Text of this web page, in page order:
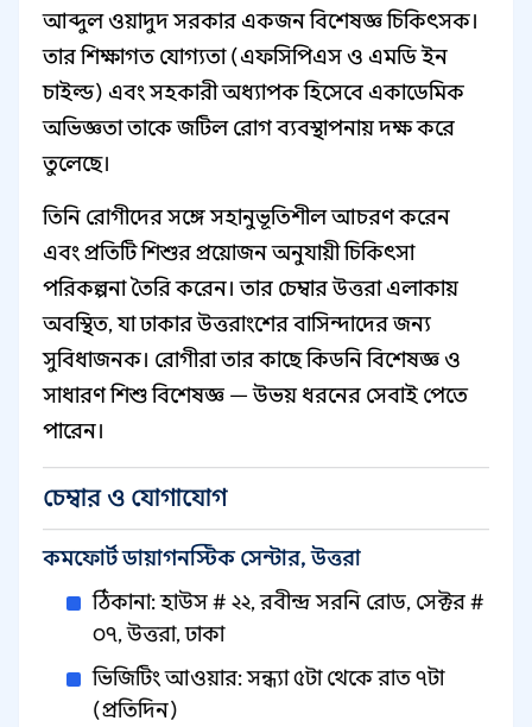
আব্দুল ওয়াদুদ সরকার একজন বিশেষজ্ঞ চিকিৎসক।
তার শিক্ষাগত যোগ্যতা (এফসিপিএস ও এমডি ইন
চাইল্ড) এবং সহকারী অধ্যাপক হিসেবে একাডেমিক
অভিজ্ঞতা তাকে জটিল রোগ ব্যবস্থাপনায় দক্ষ করে
তুলেছে।
তিনি রোগীদের সঙ্গে সহানুভূতিশীল আচরণ করেন
এবং প্রতিটি শিশুর প্রয়োজন অনুযায়ী চিকিৎসা
পরিকল্পনা তৈরি করেন। তার চেম্বার উত্তরা এলাকায়
অবস্থিত, যা ঢাকার উত্তরাংশের বাসিন্দাদের জন্য
সুবিধাজনক। রোগীরা তার কাছে কিডনি বিশেষজ্ঞ ও
সাধারণ শিশু বিশেষজ্ঞ — উভয় ধরনের সেবাই পেতে
পারেন।
চেম্বার ও যোগাযোগ
কমফোর্ট ডায়াগনস্টিক সেন্টার, উত্তরা
ঠিকানা: হাউস # ২২, রবীন্দ্র সরনি রোড, সেক্টর #
০৭, উত্তরা, ঢাকা
ভিজিটিং আওয়ার: সন্ধ্যা ৫টা থেকে রাত ৭টা
(প্রতিদিন)